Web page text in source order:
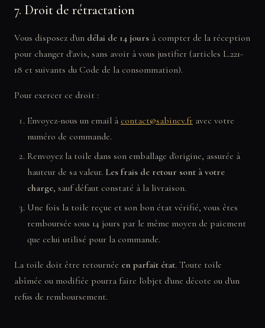
7. Droit de rétractation
Vous disposez d'un délai de 14 jours à compter de la réception
pour changer d'avis, sans avoir à vous justifier (articles L.221-
18 et suivants du Code de la consommation).
Pour exercer ce droit :
Envoyez-nous un email à contact@sabinev.fr avec votre
numéro de commande.
Renvoyez la toile dans son emballage d'origine, assurée à
hauteur de sa valeur. Les frais de retour sont à votre
charge, sauf défaut constaté à la livraison.
Une fois la toile reçue et son bon état vérifié, vous êtes
remboursée sous 14 jours par le même moyen de paiement
que celui utilisé pour la commande.
La toile doit être retournée en parfait état. Toute toile
abîmée ou modifiée pourra faire l'objet d'une décote ou d'un
refus de remboursement.